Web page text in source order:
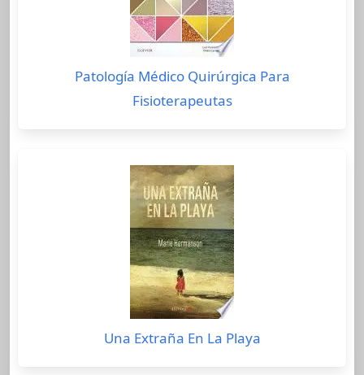
Patología Médico Quirúrgica Para
Fisioterapeutas
Una Extraña En La Playa